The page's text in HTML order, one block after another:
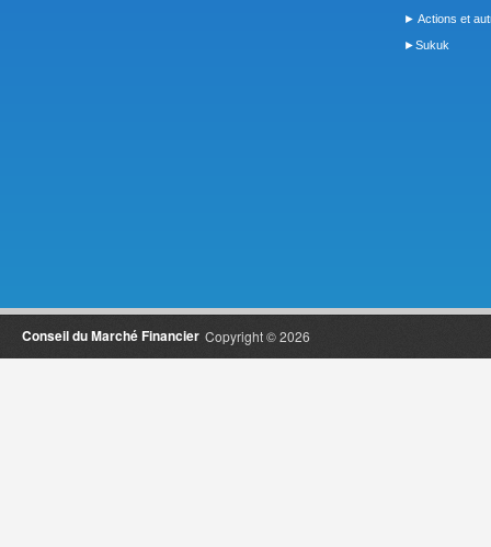
► Actions et
►Sukuk
Copyright © 2026
Conseil du Marché Financier